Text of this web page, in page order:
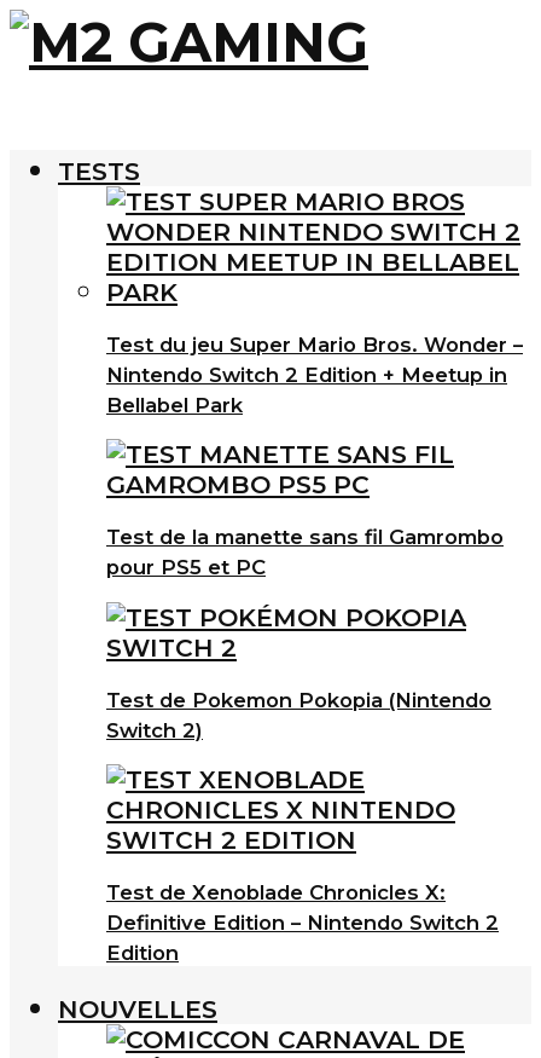
TESTS
Test du jeu Super Mario Bros. Wonder –
Nintendo Switch 2 Edition + Meetup in
Bellabel Park
Test de la manette sans fil Gamrombo
pour PS5 et PC
Test de Pokemon Pokopia (Nintendo
Switch 2)
Test de Xenoblade Chronicles X:
Definitive Edition – Nintendo Switch 2
Edition
NOUVELLES